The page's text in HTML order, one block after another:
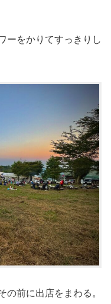
ーをかりてすっきりし
の前に出店をまわる。